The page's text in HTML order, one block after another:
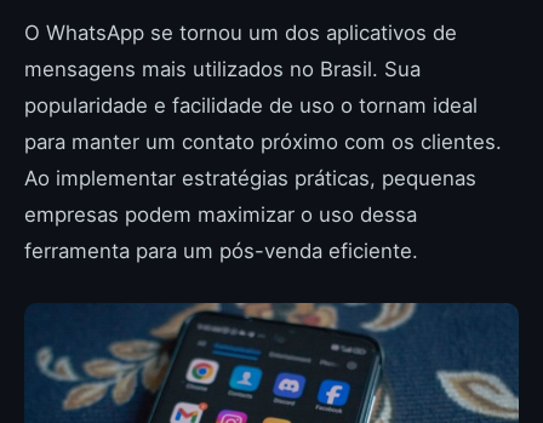
O WhatsApp se tornou um dos aplicativos de
mensagens mais utilizados no Brasil. Sua
popularidade e facilidade de uso o tornam ideal
para manter um contato próximo com os clientes.
Ao implementar estratégias práticas, pequenas
empresas podem maximizar o uso dessa
ferramenta para um pós-venda eficiente.